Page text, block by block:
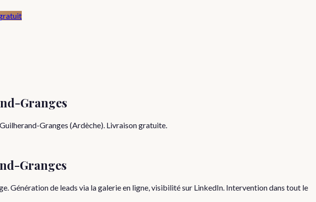
Granges
Granges (Ardèche). Livraison gratuite.
Granges
Génération de leads via la galerie en ligne, visibilité sur LinkedIn. Intervention dans tout le